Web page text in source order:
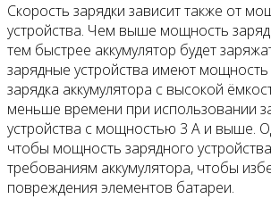
Скорость зарядки зависит также от
устройства. Чем выше мощность
тем быстрее аккумулятор будет
зарядные устройства имеют мощность
зарядка аккумулятора с высокой
меньше времени при использовании
устройства с мощностью 3 А и выше.
чтобы мощность зарядного
требованиям аккумулятора, чтобы
повреждения элементов батареи.